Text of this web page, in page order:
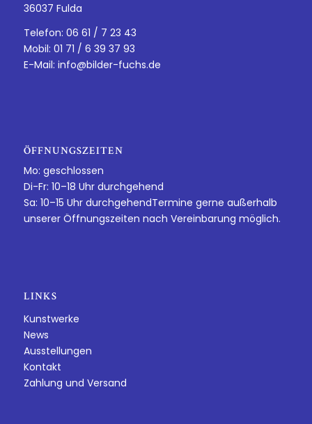
36037 Fulda
Telefon: 06 61 / 7 23 43
Mobil: 01 71 / 6 39 37 93
E-Mail: info@bilder-fuchs.de
ÖFFNUNGSZEITEN
Mo: geschlossen
Di-Fr: 10–18 Uhr durchgehend
Sa: 10–15 Uhr durchgehendTermine gerne außerhalb
unserer Öffnungszeiten nach Vereinbarung möglich.
LINKS
Kunstwerke
News
Ausstellungen
Kontakt
Zahlung und Versand